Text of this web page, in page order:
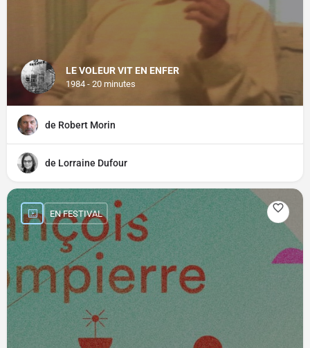
LE VOLEUR VIT EN ENFER
1984 - 20 minutes
de Robert Morin
de Lorraine Dufour
EN FESTIVAL